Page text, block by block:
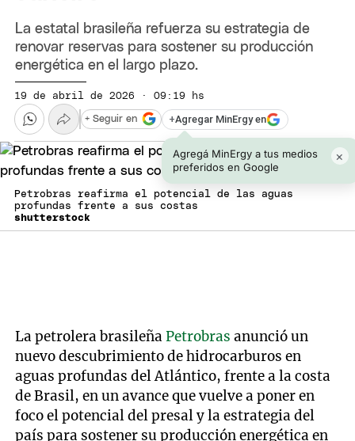
La estatal brasileña refuerza su estrategia de
renovar reservas para sostener su producción
energética en el largo plazo.
19 de abril de 2026 · 09:19 hs
+Agregar MinErgy en
Agregá MinErgy a tus medios
preferidos en Google
×
+ Seguir en
Petrobras reafirma el potencial de las aguas
profundas frente a sus costas
shutterstock
La petrolera brasileñaPetrobras anunció un
nuevo descubrimiento de hidrocarburos en
aguas profundas del Atlántico, frente a la costa
de Brasil, en un avance que vuelve a poner en
foco el potencial del presal y la estrategia del
país para sostener su producción energética en